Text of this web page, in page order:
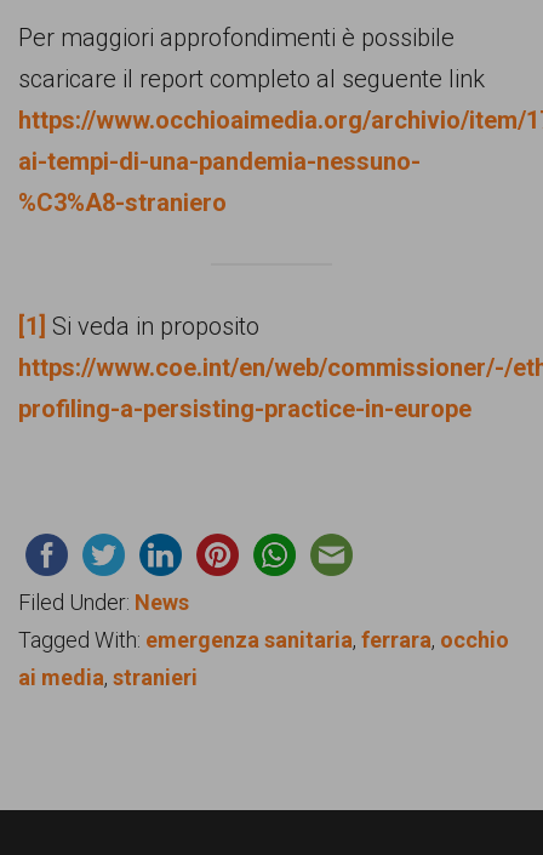
Per maggiori approfondimenti è possibile
scaricare il report completo al seguente link
https://www.occhioaimedia.org/archivio/item/
ai-tempi-di-una-pandemia-nessuno-
%C3%A8-straniero
[1] Si veda in proposito
https://www.coe.int/en/web/commissioner/-/
profiling-a-persisting-practice-in-europe
Filed Under: News
Tagged With: emergenza sanitaria, ferrara, occhio
ai media, stranieri